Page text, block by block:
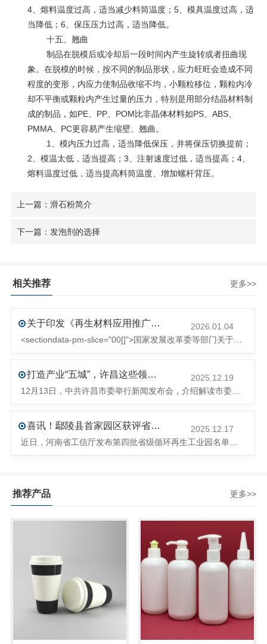
4、熔料温度过高，适当减少料筒温度； 5、模具温度过高，适
当降低； 6 、保压压力过高，适当降低。
十五、翘曲
制品在脱模后或冷却后一段时间内产生旋转或者扭曲现
象。在脱模的时候，按不同的制品形状，应力旺旺会造成不同
程度的变形，内应力使制品收缩不均，小颗粒移位，颗粒内冷
却不平衡或颗粒内产生过量的压力，特别是用部分结晶材料制
成的制品，如PE、 PP、 POM比非晶体材料如PS、 ABS、
PMMA、 PC更容易产生缩壁、翘曲。
1、模内压力过高，适当降低保压，并将保压切换提前；
2 、模温太低，适当提高； 3 、注射速度过低，适当提高； 4、
熔料温度过低，适当提高料筒温度、增加螺杆背压。
上一篇：滑石粉简介
下一篇：发泡剂的选择
相关推荐 更多>>
关于印发《再生材料应用推广行动方案》的通知(发改环资〔2025〕1681号)
2026.01.04
打造产业“五城”，许昌这些领域将迎来大发展！
2025.12.19
喜讯！鄢陵县首家园区获评省级循环再生工业园
2025.12.17
推荐产品 更多>>